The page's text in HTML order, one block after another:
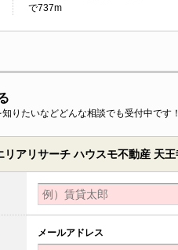
で737m
りたいなどどんな相談でも受付中です！
リアリサーチ ハウスモ不動産 天王
メールアドレス